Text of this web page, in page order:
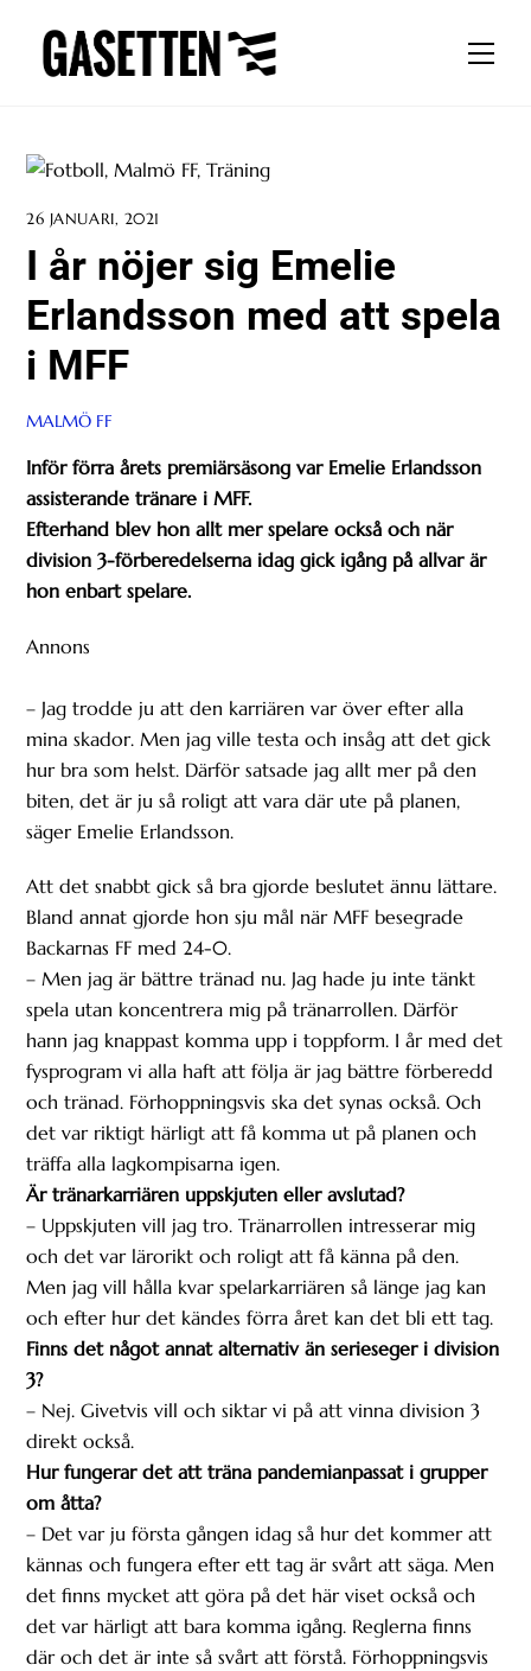
content
26 JANUARI, 2021
I år nöjer sig Emelie
Erlandsson med att spela
i MFF
MALMÖ FF
Inför förra årets premiärsäsong var Emelie Erlandsson
assisterande tränare i MFF.
Efterhand blev hon allt mer spelare också och när
division 3-förberedelserna idag gick igång på allvar är
hon enbart spelare.
Annons
– Jag trodde ju att den karriären var över efter alla
mina skador. Men jag ville testa och insåg att det gick
hur bra som helst. Därför satsade jag allt mer på den
biten, det är ju så roligt att vara där ute på planen,
säger Emelie Erlandsson.
Att det snabbt gick så bra gjorde beslutet ännu lättare.
Bland annat gjorde hon sju mål när MFF besegrade
Backarnas FF med 24-0.
– Men jag är bättre tränad nu. Jag hade ju inte tänkt
spela utan koncentrera mig på tränarrollen. Därför
hann jag knappast komma upp i toppform. I år med det
fysprogram vi alla haft att följa är jag bättre förberedd
och tränad. Förhoppningsvis ska det synas också. Och
det var riktigt härligt att få komma ut på planen och
träffa alla lagkompisarna igen.
Är tränarkarriären uppskjuten eller avslutad?
– Uppskjuten vill jag tro. Tränarrollen intresserar mig
och det var lärorikt och roligt att få känna på den.
Men jag vill hålla kvar spelarkarriären så länge jag kan
och efter hur det kändes förra året kan det bli ett tag.
Finns det något annat alternativ än serieseger i division
3?
– Nej. Givetvis vill och siktar vi på att vinna division 3
direkt också.
Hur fungerar det att träna pandemianpassat i grupper
om åtta?
– Det var ju första gången idag så hur det kommer att
kännas och fungera efter ett tag är svårt att säga. Men
det finns mycket att göra på det här viset också och
det var härligt att bara komma igång. Reglerna finns
där och det är inte så svårt att förstå. Förhoppningsvis